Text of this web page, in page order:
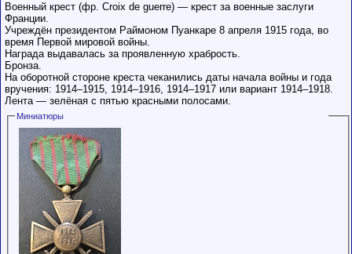
Военный крест (фр. Croix de guerre) — крест за военные заслуги
Франции.
Учреждён президентом Раймоном Пуанкаре 8 апреля 1915 года, во
время Первой мировой войны.
Награда выдавалась за проявленную храбрость.
Бронза.
На оборотной стороне креста чеканились даты начала войны и года
вручения: 1914–1915, 1914–1916, 1914–1917 или вариант 1914–1918.
Лента — зелёная с пятью красными полосами.
Миниатюры